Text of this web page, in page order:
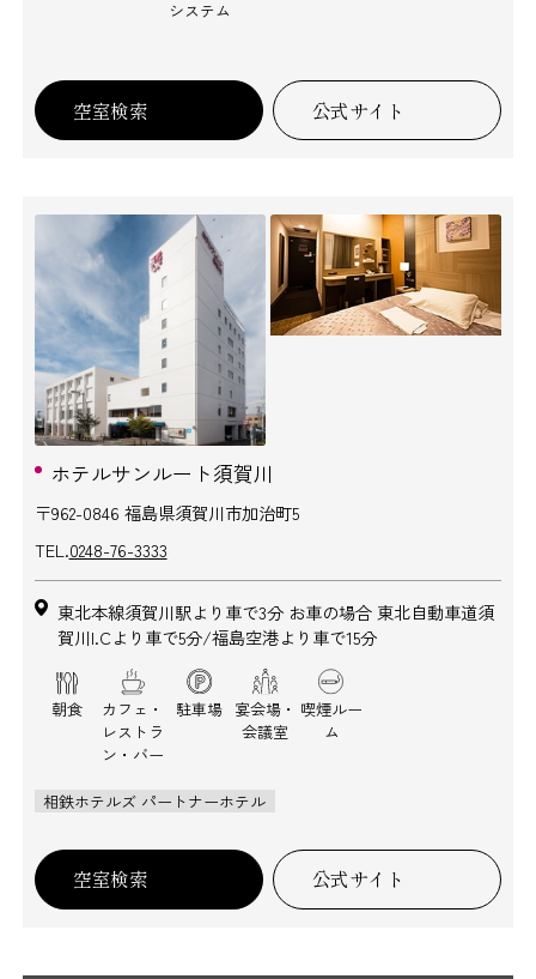
システム
空室検索 公式サイト
ホテルサンルート須賀川
〒962-0846 福島県須賀川市加治町5
TEL.0248-76-3333
東北本線須賀川駅より車で3分 お車の場合 東北自動車道須
賀川I.Cより車で5分/福島空港より車で15分
朝食
カフェ・
レストラ
ン・バー
駐車場 宴会場・
会議室
喫煙ルー
ム
相鉄ホテルズ パートナーホテル
空室検索 公式サイト